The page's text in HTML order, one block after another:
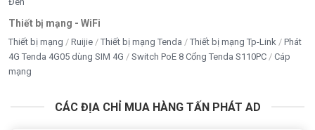
Thiết bị mạng - WiFi
Thiết bị mạng Ruijie Thiết bị mạng Tenda Thiết bị mạng Tp-Link
Phát
4G Tenda 4G05 dùng SIM 4G
Switch PoE 8 Cổng Tenda S110PC
Cáp
mạng
CÁC ĐỊA CHỈ MUA HÀNG TẤN PHÁT AD